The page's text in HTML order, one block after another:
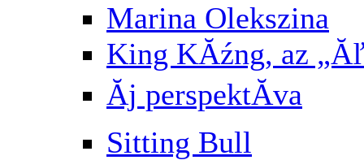
Marina Olekszina
King KĂźng, az
Ăj perspektĂ­va
Sitting Bull